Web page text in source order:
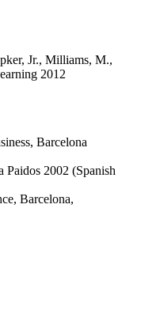
Jr., Milliams, M.,
2012
Barcelona
Paidos 2002 (Spanish
Barcelona,